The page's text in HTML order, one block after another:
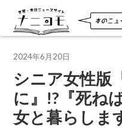
シニア女性版
に』!?『死ね
女と暮らしま
2024年6月20日